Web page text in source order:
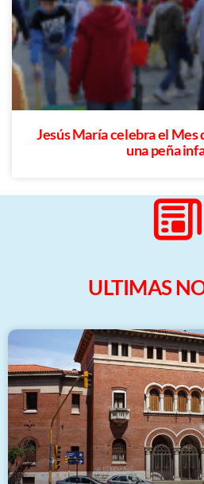
Jesús María celebra el Mes
una peña
ULTIMAS